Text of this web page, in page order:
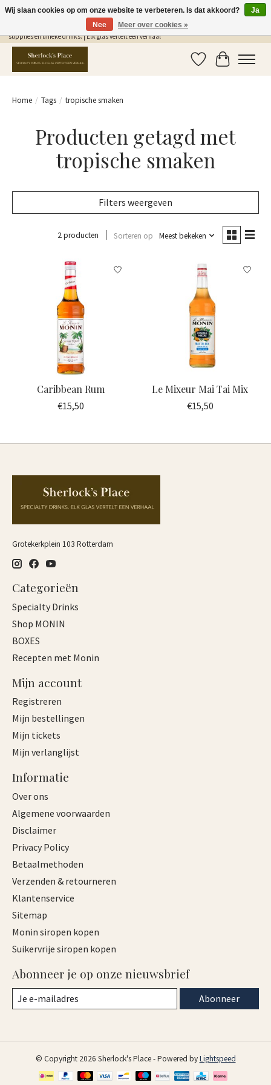
Gratis Verzending in NL vanaf €75,- | Sherlocks Place: dé plek voor MONIN siropen, bar
supplies en unieke drinks. | Elk glas vertelt een verhaal
Verlanglijst
Home / Tags / tropische smaken
Producten getagd met
tropische smaken
Filters weergeven
2 producten Sorteren op Meest bekeken
Caribbean Rum
€15,50
Le Mixeur Mai Tai Mix
€15,50
Grotekerkplein 103 Rotterdam
Categorieën
Specialty Drinks
Shop MONIN
BOXES
Recepten met Monin
Mijn account
Registreren
Mijn bestellingen
Mijn tickets
Mijn verlanglijst
Informatie
Over ons
Algemene voorwaarden
Disclaimer
Privacy Policy
Betaalmethoden
Verzenden & retourneren
Klantenservice
Sitemap
Monin siropen kopen
Suikervrije siropen kopen
Abonneer je op onze nieuwsbrief
Abonneer
© Copyright 2026 Sherlock's Place - Powered byLightspeed
Wij slaan cookies op om onze website te verbeteren. Is dat akkoord?
Ja
Nee
Meer over cookies »